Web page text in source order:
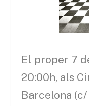
El proper 7
20:00h, als
Barcelona